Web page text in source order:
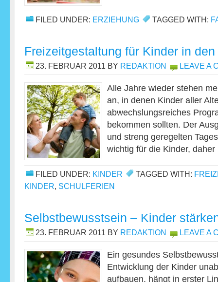
FILED UNDER: ERZIEHUNG TAGGED WITH:
Freizeitgestaltung für Kinder in
23. FEBRUAR 2011 BY REDAKTION LEAVE A
Alle Jahre wieder stehen
an, in denen Kinder aller
abwechslungsreiches
bekommen sollten. Der
und streng geregelten
wichtig für die Kinder,
FILED UNDER: KINDER TAGGED WITH:
KINDER, SCHULFERIEN
Selbstbewusstsein – Kinder
23. FEBRUAR 2011 BY REDAKTION LEAVE A
Ein gesundes
Entwicklung der Kinder
aufbauen, hängt in erster